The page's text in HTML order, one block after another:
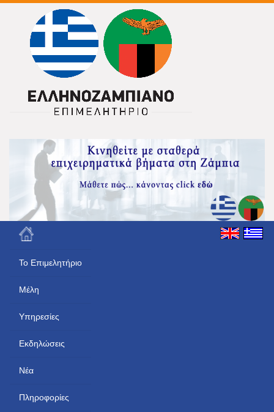
Το Eπιμελητήριο
Μέλη
Υπηρεσίες
Εκδηλώσεις
Νέα
Πληροφορίες